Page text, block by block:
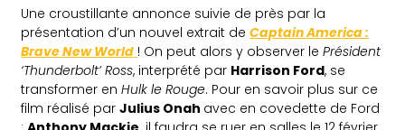
Une croustillante annonce suivie de près par la
présentation d’un nouvel extrait deCaptain America :
Brave New World ! On peut alors y observer lePrésident
‘Thunderbolt’ Ross, interprété par Harrison Ford, se
transformer enHulk le Rouge. Pour en savoir plus sur ce
film réalisé parJulius Onah avec en covedette de Ford